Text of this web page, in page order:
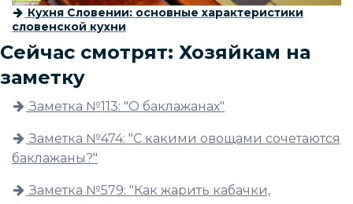
Кухня Словении: основные характеристики
словенской кухни
Сейчас смотрят: Хозяйкам на
заметку
Заметка №113: "О баклажанах"
Заметка №474: "С какими овощами сочетаются
баклажаны?"
Заметка №579: "Как жарить кабачки,